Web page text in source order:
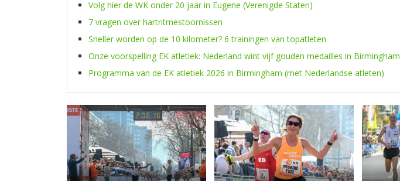
Volg hier de WK onder 20 jaar in Eugene (Verenigde Staten)
7 vragen over hartritmestoornissen
Sneller worden op de 10 kilometer? 6 trainingen van topatleten
Onze voorspelling EK atletiek: Nederland wint vijf gouden medailles in Birmingham
Programma van de EK atletiek 2026 in Birmingham (met Nederlandse atleten)